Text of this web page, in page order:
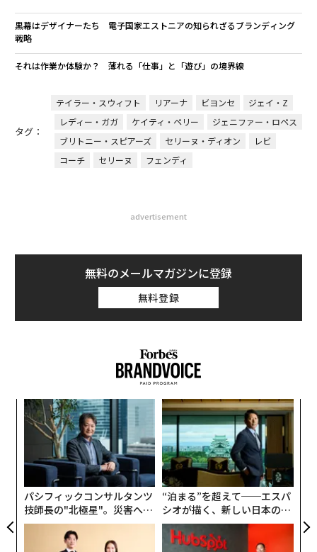
黒幕はデザイナーたち 電子国家エストニアの知られざるブランディング
戦略
それは作業か体験か？ 薄れる「仕事」と「遊び」の境界線
タグ：
テイラー・スウィフト リアーナ ビヨンセ
ジェイ・Z
レディー・ガガ
ケイティ・ペリー
ジェニファー・ロペス
ブリトニー・スピアーズ
セリーヌ・ディオン
レビ
コーチ
セリーヌ フェンディ
advertisement
無料のメールマガジンに登録
無料登録
パシフィックコンサルタンツ
技師長の"北極星"。災害への
無力感を乗り越え見つけた、
防災一筋20年の答え
“泊まる”を超えて──エスパ
シオが描く、新しい日本のラ
グジュアリー（前編）